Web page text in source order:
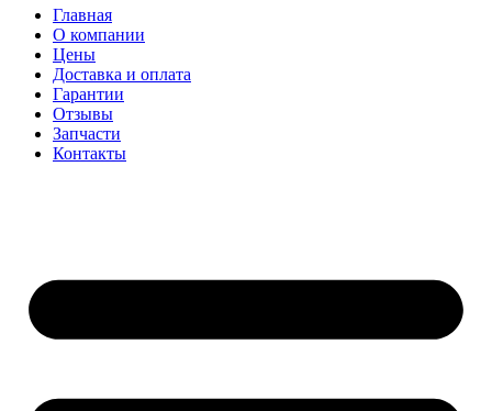
Главная
О компании
Цены
Доставка и оплата
Гарантии
Отзывы
Запчасти
Контакты